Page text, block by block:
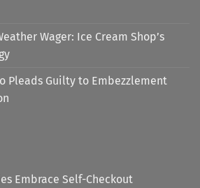
Wager: Ice Cream Shop’s
Pleads Guilty to Embezzlement
Embrace Self-Checkout